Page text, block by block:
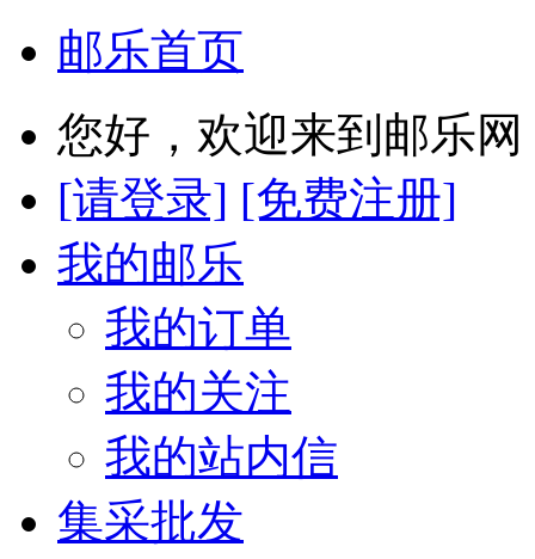
邮乐首页
您好，欢迎来到邮乐网
[请登录] [免费注册]
我的邮乐
我的订单
我的关注
我的站内信
集采批发